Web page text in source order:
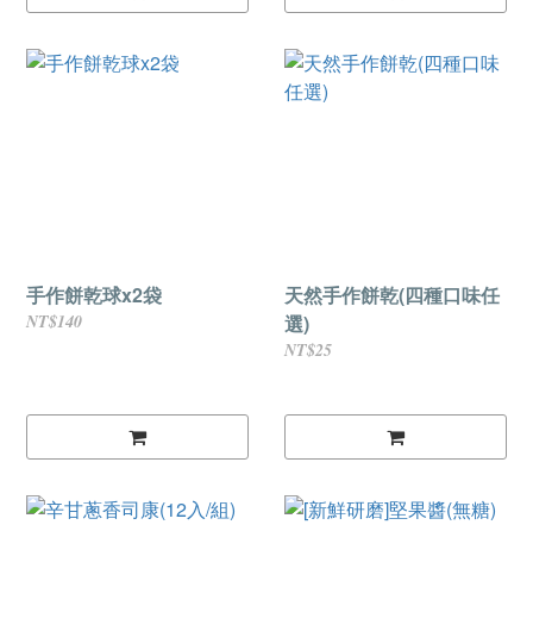
手作餅乾球x2袋
NT$140
天然手作餅乾(四種口味任
選)
NT$25